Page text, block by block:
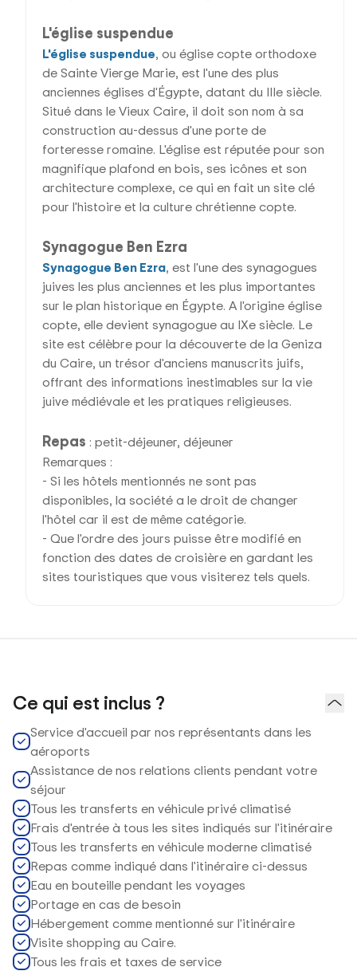
L'église suspendue
L'église suspendue, ou église copte orthodoxe
de Sainte Vierge Marie, est l'une des plus
anciennes églises d'Égypte, datant du IIIe siècle.
Situé dans le Vieux Caire, il doit son nom à sa
construction au-dessus d'une porte de
forteresse romaine. L'église est réputée pour son
magnifique plafond en bois, ses icônes et son
architecture complexe, ce qui en fait un site clé
pour l'histoire et la culture chrétienne copte.
Synagogue Ben Ezra
Synagogue Ben Ezra, est l'une des synagogues
juives les plus anciennes et les plus importantes
sur le plan historique en Égypte. A l'origine église
copte, elle devient synagogue au IXe siècle. Le
site est célèbre pour la découverte de la Geniza
du Caire, un trésor d'anciens manuscrits juifs,
offrant des informations inestimables sur la vie
juive médiévale et les pratiques religieuses.
Repas : petit-déjeuner, déjeuner
Remarques :
- Si les hôtels mentionnés ne sont pas
disponibles, la société a le droit de changer
l'hôtel car il est de même catégorie.
- Que l'ordre des jours puisse être modifié en
fonction des dates de croisière en gardant les
sites touristiques que vous visiterez tels quels.
Ce qui est inclus ?
Service d'accueil par nos représentants dans les
aéroports
Assistance de nos relations clients pendant votre
séjour
Tous les transferts en véhicule privé climatisé
Frais d'entrée à tous les sites indiqués sur l'itinéraire
Tous les transferts en véhicule moderne climatisé
Repas comme indiqué dans l'itinéraire ci-dessus
Eau en bouteille pendant les voyages
Portage en cas de besoin
Hébergement comme mentionné sur l'itinéraire
Visite shopping au Caire.
Tous les frais et taxes de service